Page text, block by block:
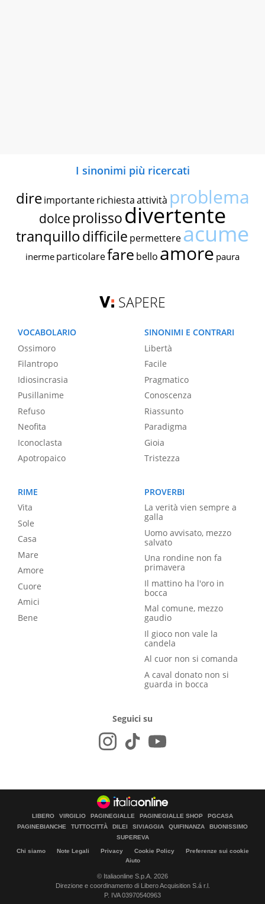
I sinonimi più ricercati
dire importante richiestaattività problema
dolce prolissodivertente
tranquillodifficile permettereacume
inerme particolarefare bello amore paura
SAPERE
VOCABOLARIO
Ossimoro
Filantropo
Idiosincrasia
Pusillanime
Refuso
Neofita
Iconoclasta
Apotropaico
SINONIMI E CONTRARI
Libertà
Facile
Pragmatico
Conoscenza
Riassunto
Paradigma
Gioia
Tristezza
RIME
Vita
Sole
Casa
Mare
Amore
Cuore
Amici
Bene
PROVERBI
La verità vien sempre a
galla
Uomo avvisato, mezzo
salvato
Una rondine non fa
primavera
Il mattino ha l'oro in
bocca
Mal comune, mezzo
gaudio
Il gioco non vale la
candela
Al cuor non si comanda
A caval donato non si
guarda in bocca
Seguici su
LIBERO VIRGILIO PAGINEGIALLE PAGINEGIALLE SHOP
PGCASA
PAGINEBIANCHE
TUTTOCITTÀ DILEI SIVIAGGIA QUIFINANZA
BUONISSIMO
SUPEREVA
Chi siamo Note Legali Privacy Cookie Policy
Preferenze sui cookie
Aiuto
© Italiaonline S.p.A. 2026
Direzione e coordinamento di Libero Acquisition S.á r.l.
P. IVA 03970540963